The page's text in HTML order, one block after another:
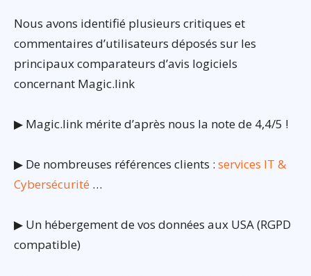
Nous avons identifié plusieurs critiques et
commentaires d’utilisateurs déposés sur les
principaux comparateurs d’avis logiciels
concernant Magic.link
▶ Magic.link mérite d’après nous la note de 4,4/5 !
▶ De nombreuses références clients : services IT &
Cybersécurité …
▶ Un hébergement de vos données aux USA (RGPD
compatible)